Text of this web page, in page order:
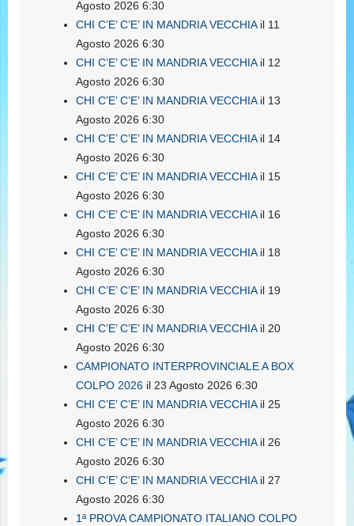
Agosto 2026 6:30
CHI C’E’ C’E’ IN MANDRIA VECCHIAil 11
Agosto 2026 6:30
CHI C’E’ C’E’ IN MANDRIA VECCHIAil 12
Agosto 2026 6:30
CHI C’E’ C’E’ IN MANDRIA VECCHIAil 13
Agosto 2026 6:30
CHI C’E’ C’E’ IN MANDRIA VECCHIAil 14
Agosto 2026 6:30
CHI C’E’ C’E’ IN MANDRIA VECCHIAil 15
Agosto 2026 6:30
CHI C’E’ C’E’ IN MANDRIA VECCHIAil 16
Agosto 2026 6:30
CHI C’E’ C’E’ IN MANDRIA VECCHIAil 18
Agosto 2026 6:30
CHI C’E’ C’E’ IN MANDRIA VECCHIAil 19
Agosto 2026 6:30
CHI C’E’ C’E’ IN MANDRIA VECCHIAil 20
Agosto 2026 6:30
CAMPIONATO INTERPROVINCIALE A BOX
COLPO 2026 il 23 Agosto 2026 6:30
CHI C’E’ C’E’ IN MANDRIA VECCHIAil 25
Agosto 2026 6:30
CHI C’E’ C’E’ IN MANDRIA VECCHIAil 26
Agosto 2026 6:30
CHI C’E’ C’E’ IN MANDRIA VECCHIAil 27
Agosto 2026 6:30
1ª PROVA CAMPIONATO ITALIANO COLPO